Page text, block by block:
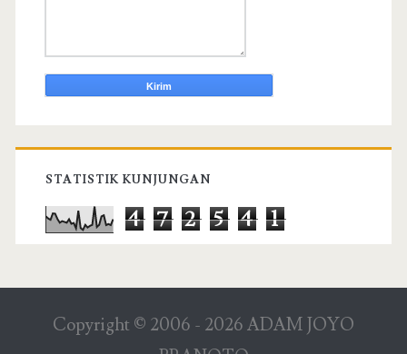
STATISTIK KUNJUNGAN
4 7 2 5 4 1
Copyright © 2006 - 2026 ADAM JOYO